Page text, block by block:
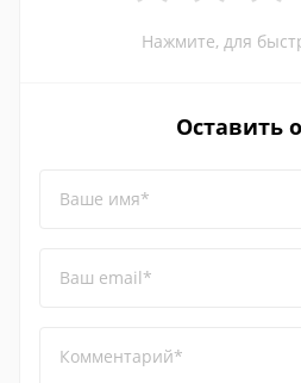
Нажмите, для
Оставить
Ваше имя*
Ваш email*
Комментарий*